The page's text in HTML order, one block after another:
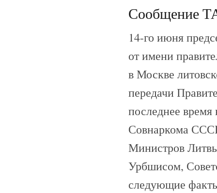
Сообщение
14-го июня
от имени
в Москве
передачи
последнее
Совнаркома
Министров
Урбшисом,
следующие